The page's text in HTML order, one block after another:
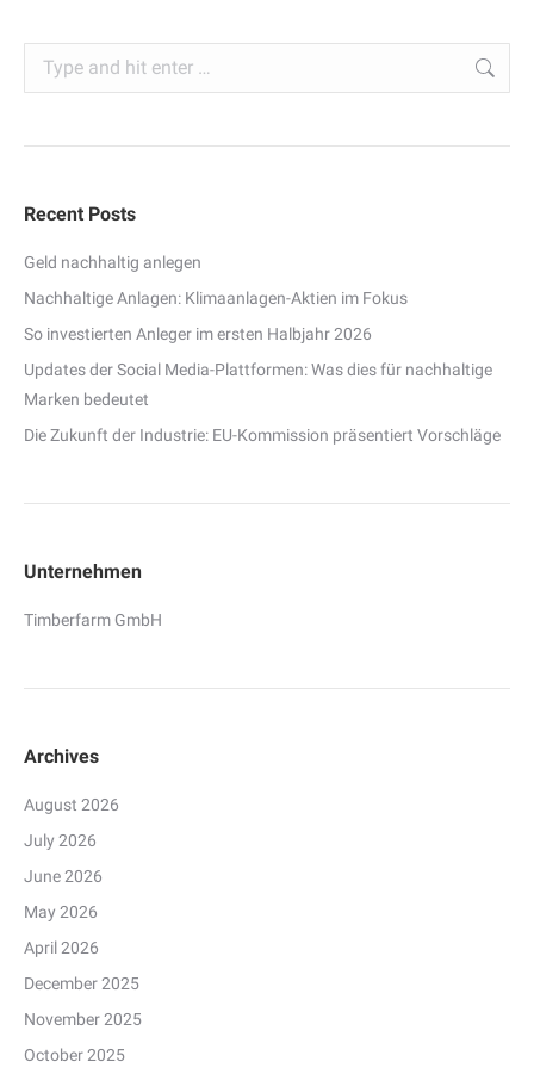
Search:
Recent Posts
Geld nachhaltig anlegen
Nachhaltige Anlagen: Klimaanlagen-Aktien im Fokus
So investierten Anleger im ersten Halbjahr 2026
Updates der Social Media-Plattformen: Was dies für nachhaltige
Marken bedeutet
Die Zukunft der Industrie: EU-Kommission präsentiert Vorschläge
Unternehmen
Timberfarm GmbH
Archives
August 2026
July 2026
June 2026
May 2026
April 2026
December 2025
November 2025
October 2025